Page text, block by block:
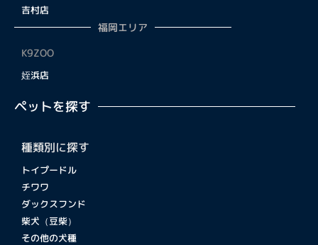
吉村店
福岡エリア
K9ZOO
姪浜店
ペットを探す
種類別に探す
トイプードル
チワワ
ダックスフンド
柴犬（豆柴）
その他の犬種